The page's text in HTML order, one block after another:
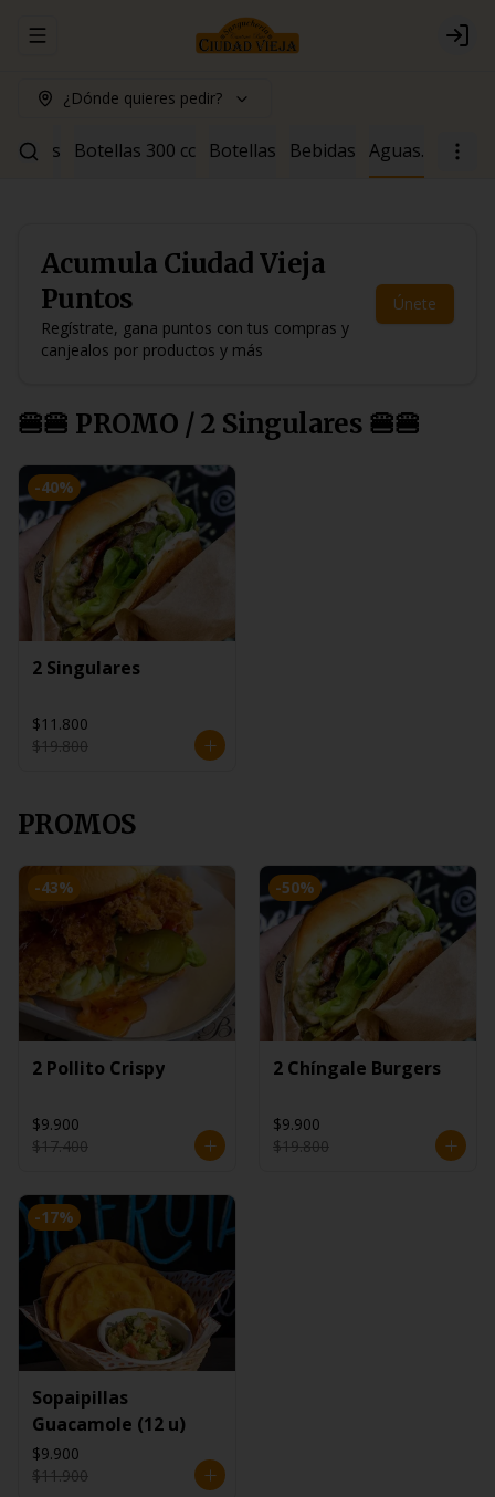
Abrir menu de navegación Login
¿Dónde quieres pedir?
Botellas 300 cc Botellas Bebidas Aguas.
Acumula Ciudad Vieja
Puntos
Regístrate, gana puntos con tus compras y
canjealos por productos y más
Únete
🍔🍔 PROMO / 2 Singulares 🍔🍔
-40%
2 Singulares
$11.800
$19.800
PROMOS
-43%
2 Pollito Crispy
$9.900
$17.400
-50%
2 Chíngale Burgers
$9.900
$19.800
-17%
Sopaipillas
Guacamole (12 u)
$9.900
$11.900